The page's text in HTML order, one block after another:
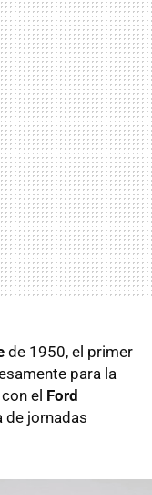
de 1950, el primer
para la
el Ford
de jornadas